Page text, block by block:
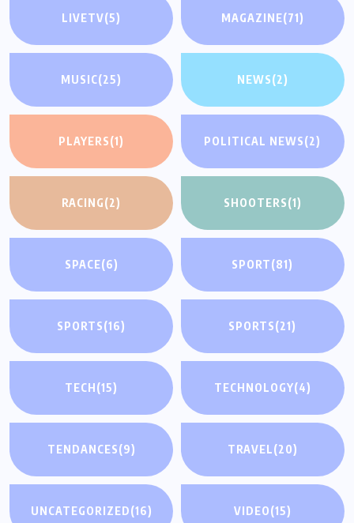
LIVETV(5) MAGAZINE(71)
MUSIC(25) NEWS(2)
PLAYERS(1) POLITICAL NEWS(2)
RACING(2) SHOOTERS(1)
SPACE(6) SPORT(81)
SPORTS(16) SPORTS(21)
TECH(15) TECHNOLOGY(4)
TENDANCES(9) TRAVEL(20)
UNCATEGORIZED(16) VIDEO(15)